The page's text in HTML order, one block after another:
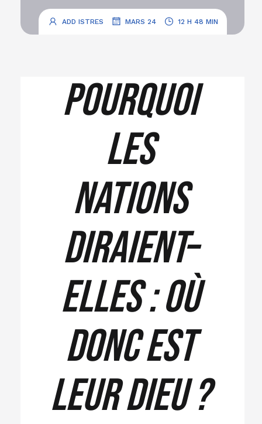
ADD ISTRES MARS 24 12 H 48 MIN
Pourquoi
les
nations
diraient–
elles : Où
donc est
leur Dieu ?